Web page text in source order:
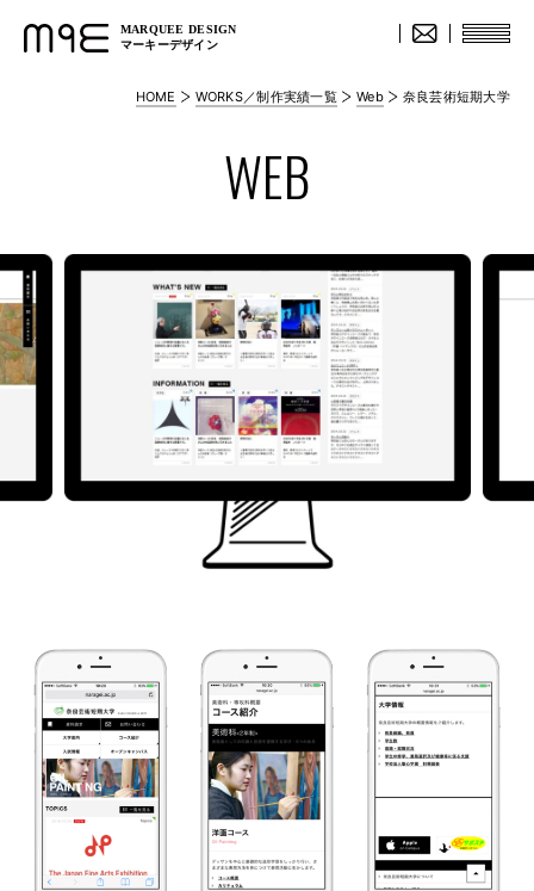
MARQUEE DESIGN
マーキーデザイン
HOME WORKS／制作実績一覧 Web 奈良芸術短期大学
WEB